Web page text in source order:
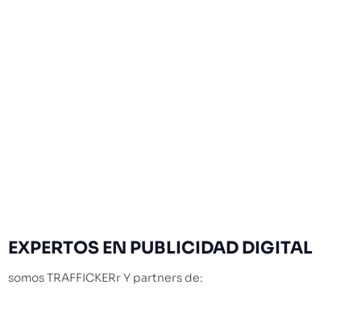
EXPERTOSEN PUBLICIDAD DIGITAL
somos TRAFFICKERr Y partners de: